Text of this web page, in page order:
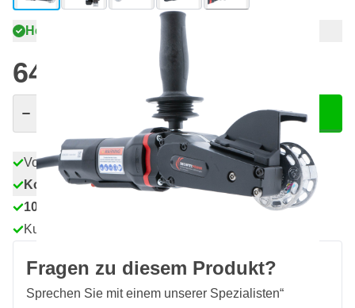
Heute versendet
645,
In den Warenkorb
Vor 23:59 Uhr bestellt, heute versendet
Kostenlos geliefertab 50,- €
100 Tage
Kundenrezensionen:
Fragen zu diesem Produkt?
Sprechen Sie mit einem unserer Spezialisten“